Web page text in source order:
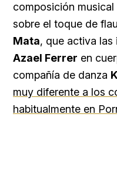
composición musical
sobre el toque de
Mata, que activa
Azael Ferrer en
compañía de danza
muy diferente a los
habitualmente en